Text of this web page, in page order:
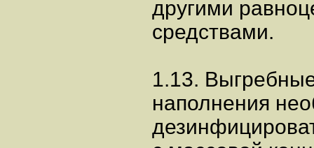
другими
средствами.
1.13.
наполнения